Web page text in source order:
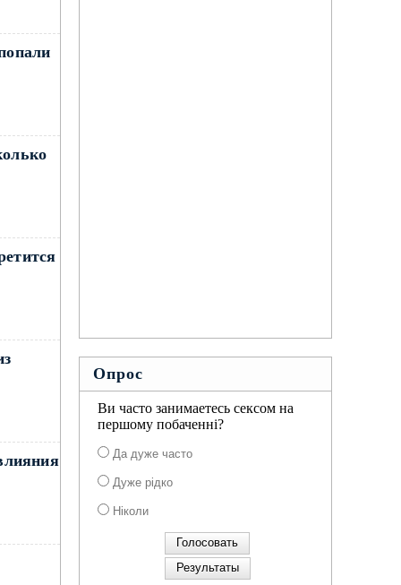
Опрос
Ви часто занимаетесь сексом на
першому побаченні?
Да дуже часто
Дуже рідко
Ніколи